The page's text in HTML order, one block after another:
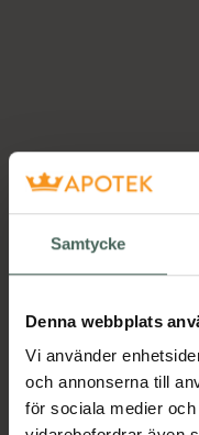
Samtycke
Denna webbplats
Vi använder
och annonserna till
för sociala medier